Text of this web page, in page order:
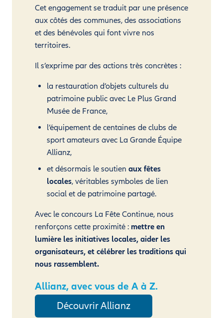
Cet engagement se traduit par une présence
aux côtés des communes, des associations
et des bénévoles qui font vivre nos
territoires.
Il s’exprime par des actions très concrètes :
la restauration d’objets culturels du
patrimoine public avec Le Plus Grand
Musée de France,
l’équipement de centaines de clubs de
sport amateurs avec La Grande Équipe
Allianz,
et désormais le soutien aux fêtes
locales, véritables symboles de lien
social et de patrimoine partagé.
Avec le concours La Fête Continue, nous
renforçons cette proximité : mettre en
lumière les initiatives locales, aider les
organisateurs, et célébrer les traditions qui
nous rassemblent.
Allianz, avec vous de A à Z.
Découvrir Allianz